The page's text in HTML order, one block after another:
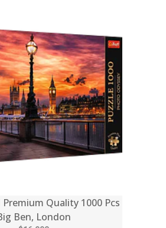
Premium Quality 1000 Pcs
Ben, London